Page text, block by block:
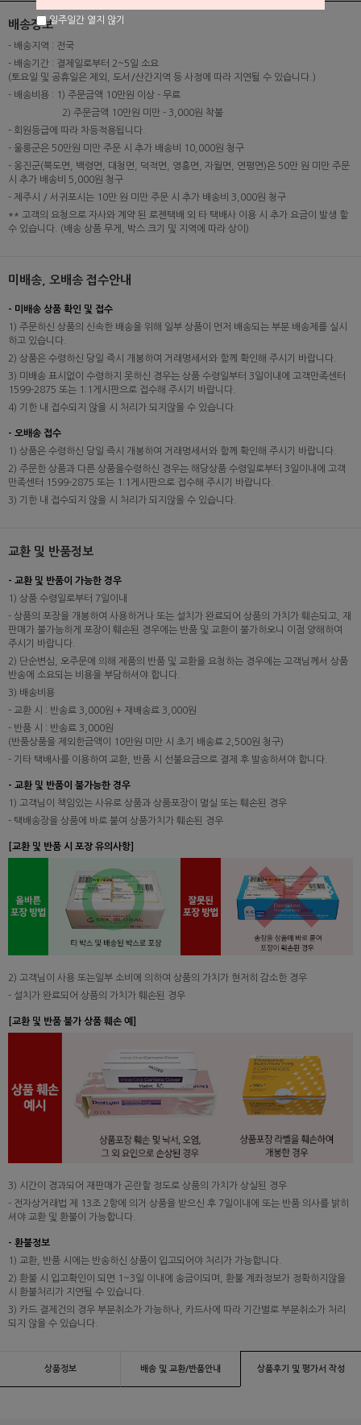
배송정보
- 배송지역 : 전국
- 배송기간 : 결제일로부터 2~5일 소요
(토요일 및 공휴일은 제외, 도서/산간지역 등 사정에 따라 지연될 수 있습니다.)
- 배송비용 : 1) 주문금액 10만원 이상 - 무료
2) 주문금액 10만원 미만 - 3,000원 착불
- 회원등급에 따라 차등적용됩니다.
- 울릉군은 50만원 미만 주문 시 추가 배송비 10,000원 청구
- 옹진군(북도면, 백령면, 대청면, 덕적면, 영흥면, 자월면, 연평면)은 50만 원 미만 주문
시 추가 배송비 5,000원 청구
- 제주시 / 서귀포시는 10만 원 미만 주문 시 추가 배송비 3,000원 청구
** 고객의 요청으로 자사와 계약 된 로젠택배 외 타 택배사 이용 시 추가 요금이 발생 할
수 있습니다. (배송 상품 무게, 박스 크기 및 지역에 따라 상이)
미배송, 오배송 접수안내
- 미배송 상품 확인 및 접수
1) 주문하신 상품의 신속한 배송을 위해 일부 상품이 먼저 배송되는 부분 배송제를 실시
하고 있습니다.
2) 상품은 수령하신 당일 즉시 개봉하여 거래명세서와 함께 확인해 주시기 바랍니다.
3) 미배송 표시없이 수령하지 못하신 경우는 상품 수령일부터 3일이내에 고객만족센터
1599-2875 또는 1:1게시판으로 접수해 주시기 바랍니다.
4) 기한 내 접수되지 않을 시 처리가 되지않을 수 있습니다.
- 오배송 접수
1) 상품은 수령하신 당일 즉시 개봉하여 거래명세서와 함께 확인해 주시기 바랍니다.
2) 주문한 상품과 다른 상품을수령하신 경우는 해당상품 수령일로부터 3일이내에 고객
만족센터 1599-2875 또는 1:1게시판으로 접수해 주시기 바랍니다.
3) 기한 내 접수되지 않을 시 처리가 되지않을 수 있습니다.
교환 및 반품정보
- 교환 및 반품이 가능한 경우
1) 상품 수령일로부터 7일이내
- 상품의 포장을 개봉하여 사용하거나 또는 설치가 완료되어 상품의 가치가 훼손되고, 재
판매가 불가능하게 포장이 훼손된 경우에는 반품 및 교환이 불가하오니 이점 양해하여
주시기 바랍니다.
2) 단순변심, 오주문에 의해 제품의 반품 및 교환을 요청하는 경우에는 고객님께서 상품
반송에 소요되는 비용을 부담하셔야 합니다.
3) 배송비용
- 교환 시 : 반송료 3,000원 + 재배송료 3,000원
- 반품 시 : 반송료 3,000원
(반품상품을 제외한금액이 10만원 미만 시 초기 배송료 2,500원 청구)
- 기타 택배사를 이용하여 교환, 반품 시 선불요금으로 결제 후 발송하셔야 합니다.
- 교환 및 반품이 불가능한 경우
1) 고객님이 책임있는 사유로 상품과 상품포장이 멸실 또는 훼손된 경우
- 택배송장을 상품에 바로 붙여 상품가치가 훼손된 경우
[교환 및 반품 시 포장 유의사항]
2) 고객님이 사용 또는일부 소비에 의하여 상품의 가치가 현저히 감소한 경우
- 설치가 완료되어 상품의 가치가 훼손된 경우
[교환 및 반품 불가 상품 훼손 예]
3) 시간이 경과되어 재판매가 곤란할 정도로 상품의 가치가 상실된 경우
- 전자상거래법 제 13조 2항에 의거 상품을 받으신 후 7일이내에 또는 반품 의사를 밝히
셔야 교환 및 환불이 가능합니다.
- 환불정보
1) 교환, 반품 시에는 반송하신 상품이 입고되어야 처리가 가능합니다.
2) 환불 시 입고확인이 되면 1~3일 이내에 송금이되며, 환불 계좌정보가 정확하지않을
시 환불처리가 지연될 수 있습니다.
3) 카드 결제건의 경우 부분취소가 가능하나, 카드사에 따라 기간별로 부분취소가 처리
되지 않을 수 있습니다.
상품정보 배송 및 교환/반품안내 상품후기 및 평가서 작성
일주일간 열지 않기